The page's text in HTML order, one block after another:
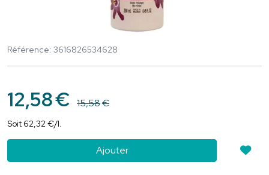
Référence: 3616826534628
12,58€ 15,58€
Soit 62,32€/l.
Ajouter